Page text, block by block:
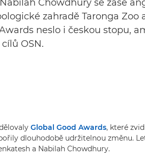
Chowdhury se zase
zahradě Taronga
neslo i českou stopu,
OSN.
Global Good Awards, které
dlouhodobě udržitelnou změnu.
a Nabilah Chowdhury.